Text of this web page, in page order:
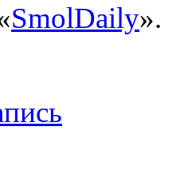
SmolDaily».